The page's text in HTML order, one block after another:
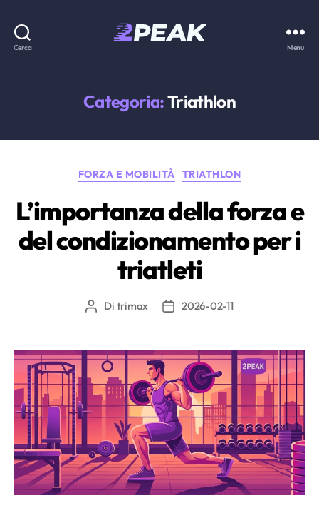
Cerca Menu
Categoria:Triathlon
Categorie
FORZA E MOBILITÀ TRIATHLON
L’importanza della forza e
del condizionamento per i
triatleti
Autore
Di trimax
Data2026-02-11